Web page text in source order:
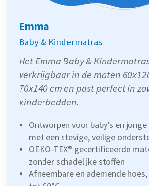
Emma
Baby & Kindermatras
Het Emma Baby &
verkrijgbaar in de maten
70x140 cm en past perfect in
kinderbedden.
Ontworpen voor baby’s en
met een stevige, veilige
OEKO-TEX® gecertificeerde
zonder schadelijke stoffen
Afneembare en ademende